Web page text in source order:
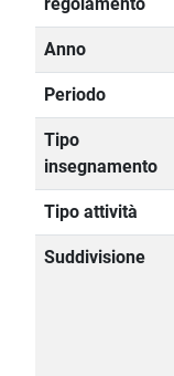
regolamento
Anno
Periodo
Tipo
insegnamento
Tipo attività
Suddivisione